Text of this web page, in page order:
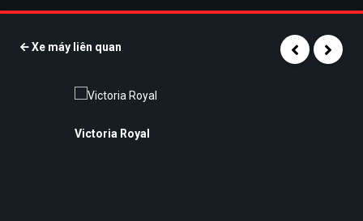
Xe máy liên quan
Victoria Royal